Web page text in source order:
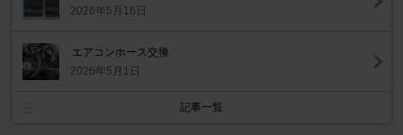
2026年5月16日
エアコンホース交換
2026年5月1日
記事一覧